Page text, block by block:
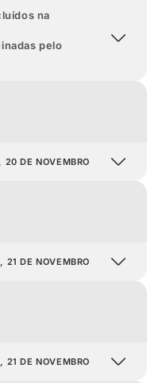
na
pelo
20 DE NOVEMBRO
21 DE NOVEMBRO
21 DE NOVEMBRO